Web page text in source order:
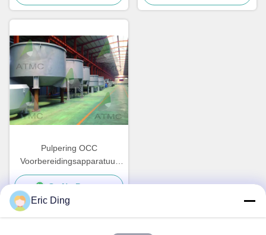
Pulpering OCC
Voorbereidingsapparatuur
voor voorraad O-type
Hydrapulper OEM
Ga Nu Praten.
Eric Ding